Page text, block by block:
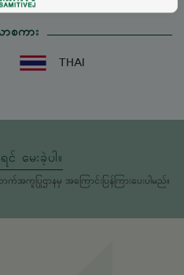
စကား
THAI
င် မေးခဲ့ပါ။
အကူပြုဌာနမှ အကြောင်းပြန်ကြားပေးပါမည်။